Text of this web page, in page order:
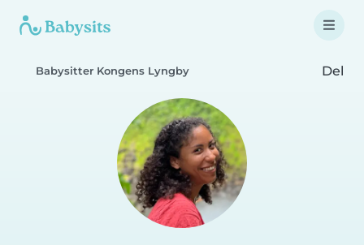
Babysitter Kongens Lyngby Del